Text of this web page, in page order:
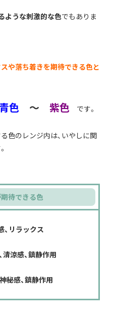
ような刺激的な色でもありま
や落ち着きを期待できる色と
青色 ～ 紫色 です。
色のレンジ内は、いやしに関
待できる色
、リラックス
清涼感、鎮静作用
秘感、鎮静作用